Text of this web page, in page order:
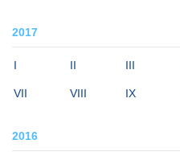
2017
I II III
VII VIII IX
2016